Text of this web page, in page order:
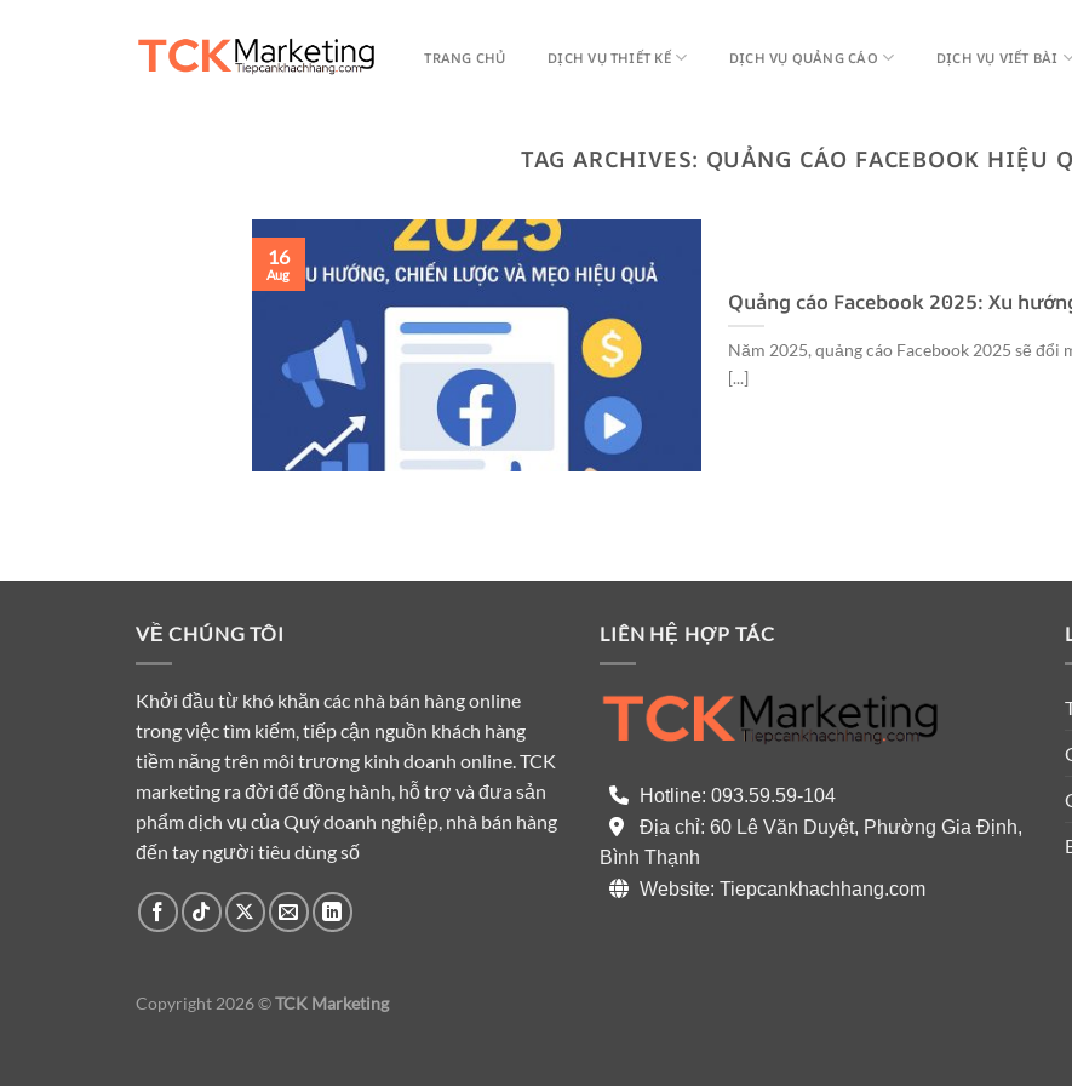
TRANG CHỦ DỊCH VỤ THIẾT KẾ DỊCH VỤ QUẢNG CÁO DỊCH VỤ VIẾT BÀI
TAG ARCHIVES: QUẢNG CÁO FACEBOOK HIỆU
Quảng cáo Facebook 2025: Xu
Năm 2025, quảng cáo Facebook 2025 sẽ
[...]
16
Aug
VỀ CHÚNG TÔI
Khởi đầu từ khó khăn các nhà bán hàng online
trong việc tìm kiếm, tiếp cận nguồn khách hàng
tiềm năng trên môi trương kinh doanh online. TCK
marketing ra đời để đồng hành, hỗ trợ và đưa sản
phẩm dịch vụ của Quý doanh nghiệp, nhà bán hàng
đến tay người tiêu dùng số
LIÊN HỆ HỢP TÁC
Hotline: 093.59.59-104
Địa chỉ: 60 Lê Văn Duyệt, Phường Gia Định,
Bình Thạnh
Website: Tiepcankhachhang.com
Copyright 2026 ©TCK Marketing